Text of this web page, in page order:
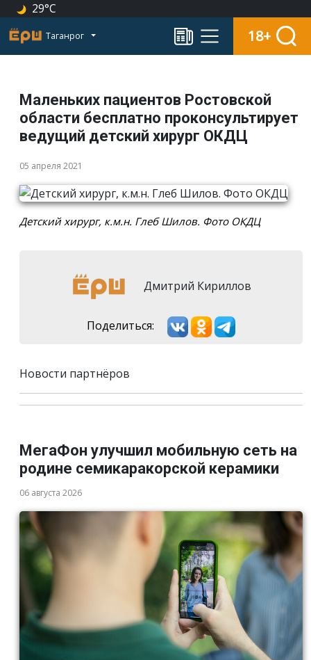
29°C
Таганрог 18+
Маленьких пациентов Ростовской
области бесплатно проконсультирует
ведущий детский хирург ОКДЦ
05 апреля 2021
Детский хирург, к.м.н. Глеб Шилов. Фото ОКДЦ
Дмитрий Кириллов
Поделиться:
Новости партнёров
МегаФон улучшил мобильную сеть на
родине семикаракорской керамики
06 августа 2026